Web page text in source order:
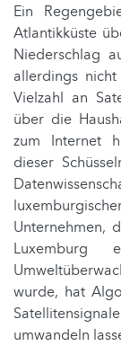
Ein
Atlantikküste
Niederschlag
allerdings
Vielzahl an
über die
zum Internet
dieser
Unternehmen,
Luxemburg
wurde, hat
umwandeln